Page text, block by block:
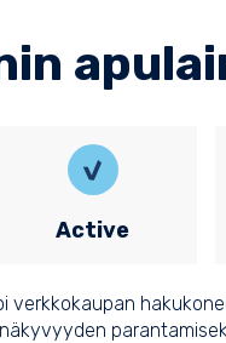
Active
verkkokaupan